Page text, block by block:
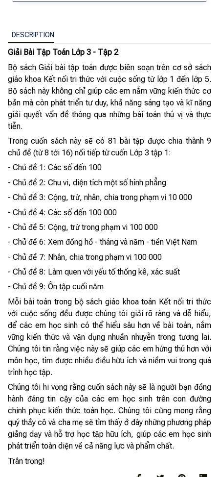
DESCRIPTION
Giải Bài Tập Toán Lớp 3 - Tập 2
Bộ sách Giải bài tập toán được biên soạn trên cơ sở sách
giáo khoa Kết nối tri thức với cuộc sống từ lớp 1 đến lớp 5.
Bộ sách này không chỉ giúp các em nắm vững kiến thức cơ
bản mà còn phát triển tư duy, khả năng sáng tạo và kĩ năng
giải quyết vấn đề thông qua những bài toán thú vị và thực
tiễn.
Trong cuốn sách này sẽ có 81 bài tập được chia thành 9
chủ đề (từ 8 tới 16) nối tiếp từ cuốn Lớp 3 tập 1:
- Chủ đề 1: Các số đến 100
- Chủ đề 2: Chu vi, diện tích một số hình phẳng
- Chủ đề 3: Cộng, trừ, nhân, chia trong phạm vi 10 000
- Chủ đề 4: Các số đến 100 000
- Chủ đề 5: Cộng, trừ trong phạm vi 100 000
- Chủ đề 6: Xem đồng hồ - tháng và năm - tiền Việt Nam
- Chủ đề 7: Nhân, chia trong phạm vi 100 000
- Chủ đề 8: Làm quen với yếu tố thống kê, xác suất
- Chủ đề 9: Ôn tập cuối năm
Mỗi bài toán trong bộ sách giáo khoa toán Kết nối tri thức
với cuộc sống đều được chúng tôi giải rõ ràng và dễ hiểu,
để các em học sinh có thể hiểu sâu hơn về bài toán, nắm
vững kiến thức và vận dụng nhuần nhuyễn trong tương lai.
Chúng tôi tin rằng việc này sẽ giúp các em hứng thú hơn với
môn học, tìm được nhiều điều hữu ích và niềm vui trong quá
trình học tập.
Chúng tôi hi vọng rằng cuốn sách này sẽ là người bạn đồng
hành đáng tin cậy của các em học sinh trên con đường
chinh phục kiến thức toán học. Chúng tôi cũng mong rằng
quý thầy cô và cha mẹ sẽ tìm thấy ở đây những phương pháp
giảng dạy và hỗ trợ học tập hữu ích, giúp các em học sinh
phát triển toàn diện về cả năng lực và phẩm chất.
Trân trọng!